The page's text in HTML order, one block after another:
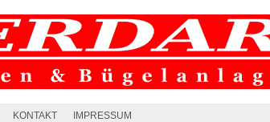
KONTAKT IMPRESSUM